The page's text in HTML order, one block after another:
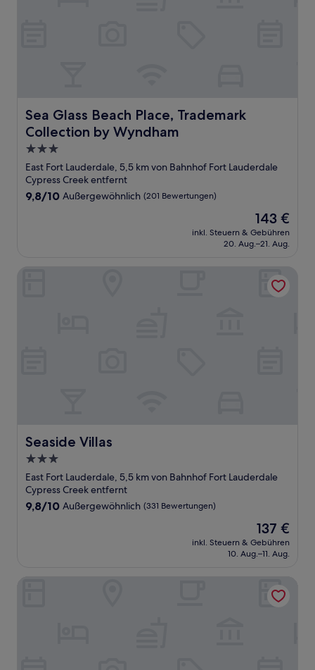
Sea Glass Beach Place, Trademark
Collection by Wyndham
Sea Glass Beach Place, Trademark Collection by
3.0-
Sterne-
Unterkunft
East Fort Lauderdale, 5,5 km von Bahnhof Fort Lauderdale
Cypress Creek entfernt
9.8
9,8/10 Außergewöhnlich (201 Bewertungen)
Der
Preis
beträgt
143 €
inkl. Steuern & Gebühren
20. Aug.–21. Aug.
Seaside Villas
Seaside Villas
3.0-
Sterne-
Unterkunft
East Fort Lauderdale, 5,5 km von Bahnhof Fort Lauderdale
Cypress Creek entfernt
9.8
9,8/10 Außergewöhnlich (331 Bewertungen)
Der
Preis
beträgt
137 €
inkl. Steuern & Gebühren
10. Aug.–11. Aug.